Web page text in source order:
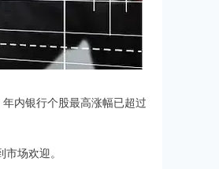
内银行个股最高涨幅已超过
场欢迎。